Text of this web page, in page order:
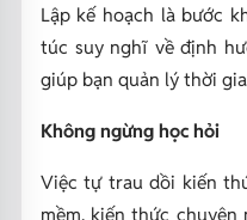
Lập kế hoạch là bước
túc suy nghĩ về định
giúp bạn quản lý thời
Không ngừng học hỏi
Việc tự trau dồi kiến
mềm, kiến thức